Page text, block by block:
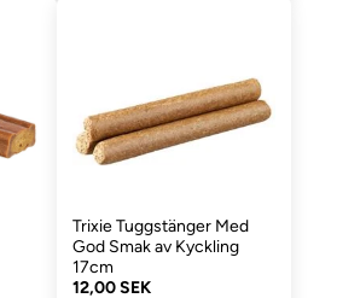
Trixie Tuggstänger Med
God Smak av Kyckling
17cm
12,00 SEK